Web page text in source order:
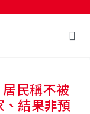
民稱不被
結果非預